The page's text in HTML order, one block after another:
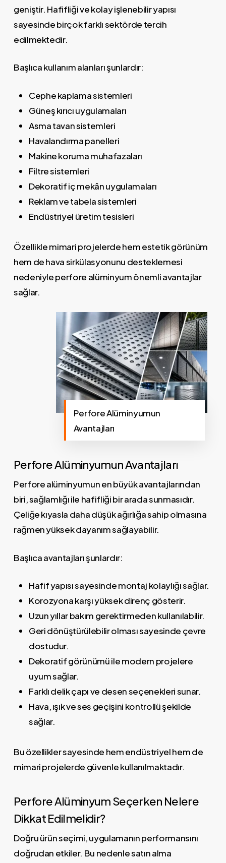
geniştir. Hafifliği ve kolay işlenebilir yapısı
sayesinde birçok farklı sektörde tercih
edilmektedir.
Başlıca kullanım alanları şunlardır:
Cephe kaplama sistemleri
Güneş kırıcı uygulamaları
Asma tavan sistemleri
Havalandırma panelleri
Makine koruma muhafazaları
Filtre sistemleri
Dekoratif iç mekân uygulamaları
Reklam ve tabela sistemleri
Endüstriyel üretim tesisleri
Özellikle mimari projelerde hem estetik görünüm
hem de hava sirkülasyonunu desteklemesi
nedeniyle perfore alüminyum önemli avantajlar
sağlar.
Perfore Alüminyumun
Avantajları
Perfore Alüminyumun Avantajları
Perfore alüminyumun en büyük avantajlarından
biri, sağlamlığı ile hafifliği bir arada sunmasıdır.
Çeliğe kıyasla daha düşük ağırlığa sahip olmasına
rağmen yüksek dayanım sağlayabilir.
Başlıca avantajları şunlardır:
Hafif yapısı sayesinde montaj kolaylığı sağlar.
Korozyona karşı yüksek direnç gösterir.
Uzun yıllar bakım gerektirmeden kullanılabilir.
Geri dönüştürülebilir olması sayesinde çevre
dostudur.
Dekoratif görünümü ile modern projelere
uyum sağlar.
Farklı delik çapı ve desen seçenekleri sunar.
Hava, ışık ve ses geçişini kontrollü şekilde
sağlar.
Bu özellikler sayesinde hem endüstriyel hem de
mimari projelerde güvenle kullanılmaktadır.
Perfore Alüminyum Seçerken Nelere
Dikkat Edilmelidir?
Doğru ürün seçimi, uygulamanın performansını
doğrudan etkiler. Bu nedenle satın alma